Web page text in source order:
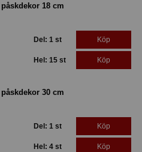
18 cm
Del: 1 st Köp
Hel: 15 st Köp
30 cm
Del: 1 st Köp
Hel: 4 st Köp